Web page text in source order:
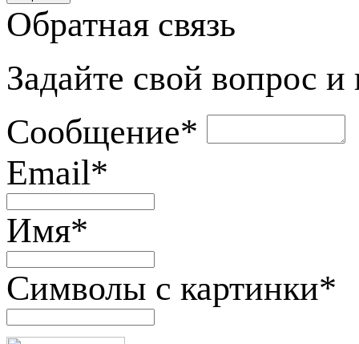
Обратная связь
Задайте свой вопрос
Сообщение*
Email*
Имя*
Символы с картинки*